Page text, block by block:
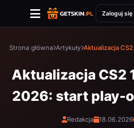
Zaloguj się
Strona główna Artykuły Aktualizacja
Aktualizacja CS2
2026: start play-
Redakcja 18.06.2026